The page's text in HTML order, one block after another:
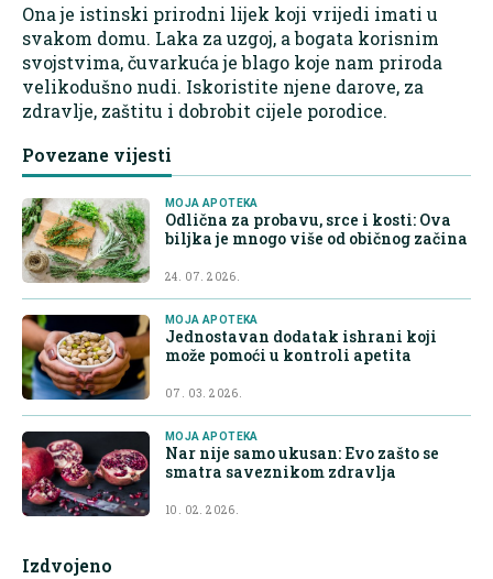
Ona je istinski prirodni lijek koji vrijedi imati u
svakom domu. Laka za uzgoj, a bogata korisnim
svojstvima, čuvarkuća je blago koje nam priroda
velikodušno nudi. Iskoristite njene darove, za
zdravlje, zaštitu i dobrobit cijele porodice.
Povezane vijesti
MOJA APOTEKA
Odlična za probavu, srce i kosti: Ova
biljka je mnogo više od običnog začina
24. 07. 2026.
MOJA APOTEKA
Jednostavan dodatak ishrani koji
može pomoći u kontroli apetita
07. 03. 2026.
MOJA APOTEKA
Nar nije samo ukusan: Evo zašto se
smatra saveznikom zdravlja
10. 02. 2026.
Izdvojeno